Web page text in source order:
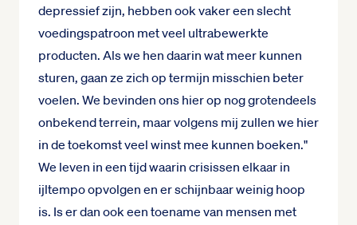
depressief zijn, hebben ook vaker een slecht
voedingspatroon met veel ultrabewerkte
producten. Als we hen daarin wat meer kunnen
sturen, gaan ze zich op termijn misschien beter
voelen. We bevinden ons hier op nog grotendeels
onbekend terrein, maar volgens mij zullen we hier
in de toekomst veel winst mee kunnen boeken."
We leven in een tijd waarin crisissen elkaar in
ijltempo opvolgen en er schijnbaar weinig hoop
is. Is er dan ook een toename van mensen met